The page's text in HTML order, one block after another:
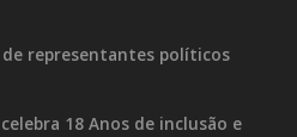
de representantes políticos
18 Anos de inclusão e